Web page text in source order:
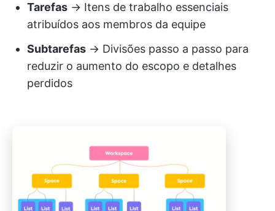
Tarefas → Itens de trabalho essenciais
atribuídos aos membros da equipe
Subtarefas → Divisões passo a passo para
reduzir o aumento do escopo e detalhes
perdidos